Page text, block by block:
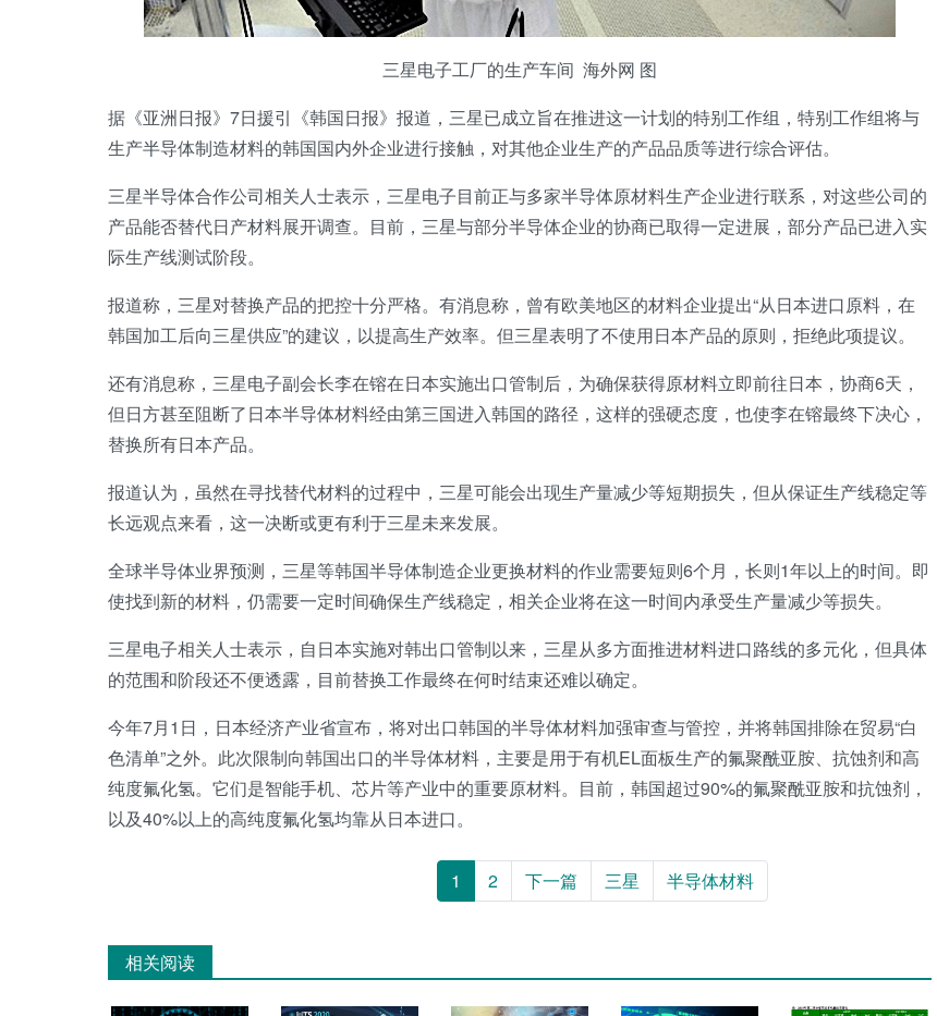
三星电子工厂的生产车间 海外网 图
据《亚洲日报》7日援引《韩国日报》报道，三星已成立旨在推进这一计划的特别工作组，特别工作组将与
生产半导体制造材料的韩国国内外企业进行接触，对其他企业生产的产品品质等进行综合评估。
三星半导体合作公司相关人士表示，三星电子目前正与多家半导体原材料生产企业进行联系，对这些公司的
产品能否替代日产材料展开调查。目前，三星与部分半导体企业的协商已取得一定进展，部分产品已进入实
际生产线测试阶段。
报道称，三星对替换产品的把控十分严格。有消息称，曾有欧美地区的材料企业提出“从日本进口原料，在
韩国加工后向三星供应”的建议，以提高生产效率。但三星表明了不使用日本产品的原则，拒绝此项提议。
还有消息称，三星电子副会长李在镕在日本实施出口管制后，为确保获得原材料立即前往日本，协商6天，
但日方甚至阻断了日本半导体材料经由第三国进入韩国的路径，这样的强硬态度，也使李在镕最终下决心，
替换所有日本产品。
报道认为，虽然在寻找替代材料的过程中，三星可能会出现生产量减少等短期损失，但从保证生产线稳定等
长远观点来看，这一决断或更有利于三星未来发展。
全球半导体业界预测，三星等韩国半导体制造企业更换材料的作业需要短则6个月，长则1年以上的时间。即
使找到新的材料，仍需要一定时间确保生产线稳定，相关企业将在这一时间内承受生产量减少等损失。
三星电子相关人士表示，自日本实施对韩出口管制以来，三星从多方面推进材料进口路线的多元化，但具体
的范围和阶段还不便透露，目前替换工作最终在何时结束还难以确定。
今年7月1日，日本经济产业省宣布，将对出口韩国的半导体材料加强审查与管控，并将韩国排除在贸易“白
色清单”之外。此次限制向韩国出口的半导体材料，主要是用于有机EL面板生产的氟聚酰亚胺、抗蚀剂和高
纯度氟化氢。它们是智能手机、芯片等产业中的重要原材料。目前，韩国超过90%的氟聚酰亚胺和抗蚀剂，
以及40%以上的高纯度氟化氢均靠从日本进口。
1 2 下一篇 三星 半导体材料
相关阅读